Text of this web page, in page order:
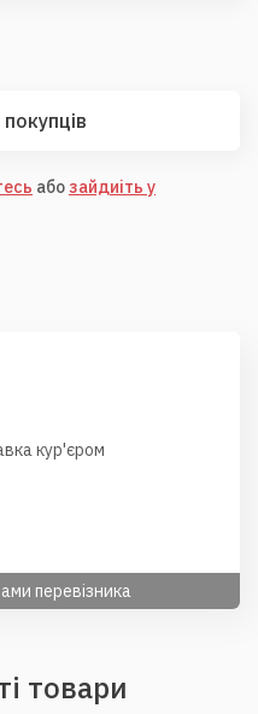
покупців
або зайдиіть у
кур'єром
перевізника
товари